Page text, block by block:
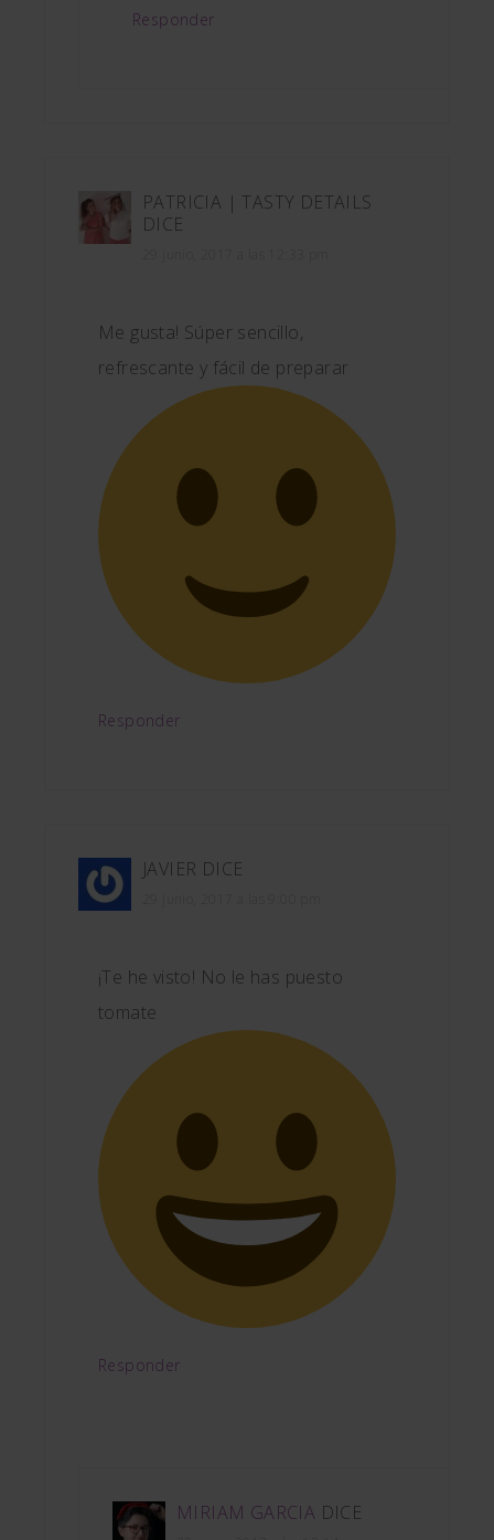
Responder
PATRICIA | TASTY DETAILS
DICE
Me gusta! Súper sencillo,
refrescante y fácil de preparar
Responder
JAVIER DICE
¡Te he visto! No le has puesto
tomate
Responder
MIRIAM GARCIA DICE